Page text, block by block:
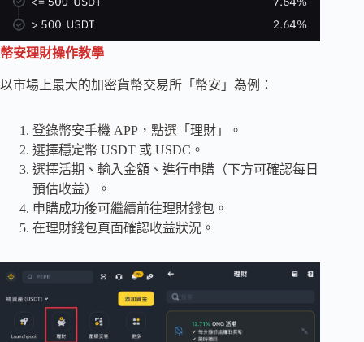
幣安理財操作教學
以市場上最大的加密貨幣交易所「幣安」為例：
登錄幣安手機 APP，點選「理財」。
選擇穩定幣 USDT 或 USDC。
選擇活期、輸入金額、進行申購（下方可確認每日
預估收益）。
申購成功後可繼續前往理財錢包。
在理財錢包頁面確認收益狀況。